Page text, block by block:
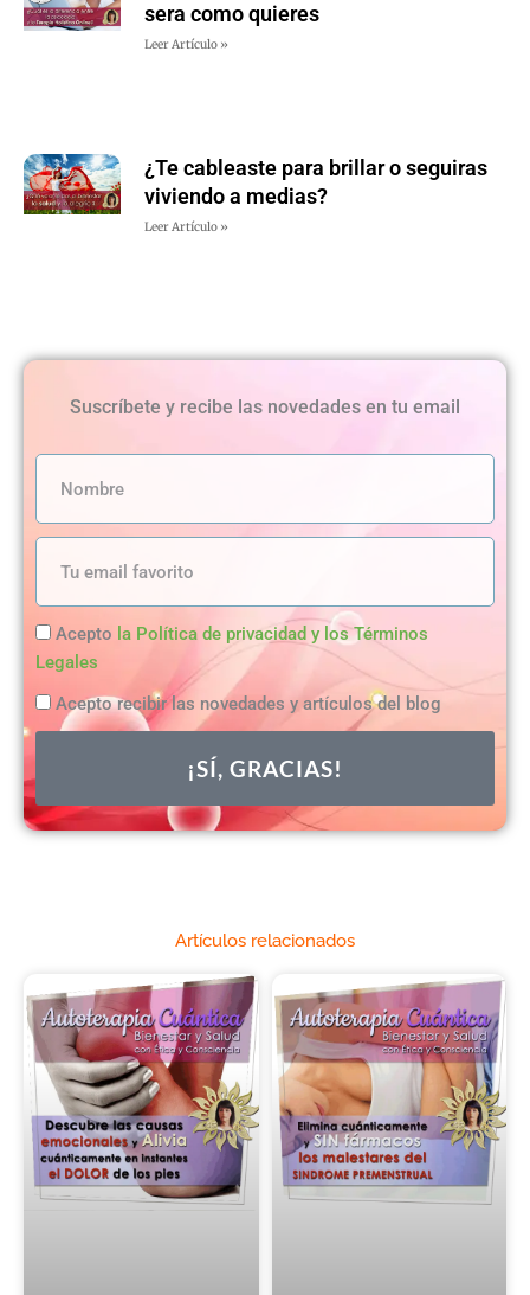
sera como quieres
Leer Artículo »
¿Te cableaste para brillar o seguiras
viviendo a medias?
Leer Artículo »
Suscríbete y recibe las novedades en tu email
Legalidad
Acepto la Política de privacidad y los Términos
Legales
Acepto recibir las novedades y artículos del blog
¡SÍ, GRACIAS!
Artículos relacionados